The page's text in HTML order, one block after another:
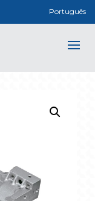
Português